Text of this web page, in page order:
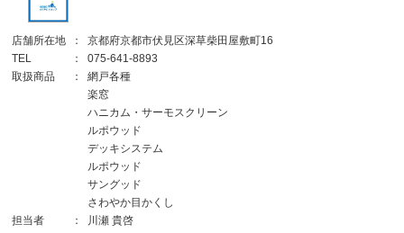
店舗所在地 ：
京都府京都市伏見区深草柴田屋敷町16
TEL
：
075-641-8893
取扱商品
：
網戸各種
楽窓
ハニカム・サーモスクリーン
ルポウッド
デッキシステム
ルポウッド
サングッド
さわやか目かくし
担当者
： 川瀬 貴啓